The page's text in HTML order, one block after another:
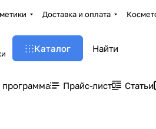
Доставка и оплата
Каталог
программа Прайс-лист Статьи